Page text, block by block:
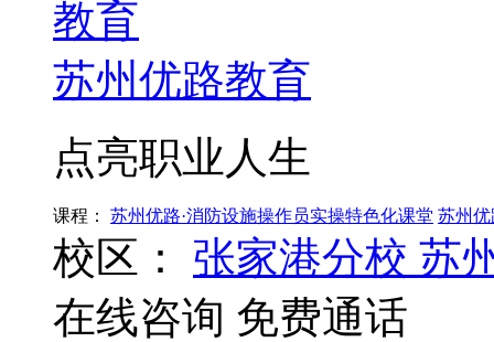
苏州优路教育
点亮职业人生
课程： 苏州优路·消防设施操作员实操特色化课堂 苏州优
校区： 张家港分校 苏
在线咨询 免费通话